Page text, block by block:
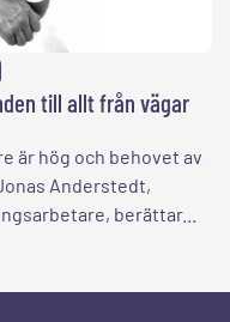
till allt från vägar
är hög och behovet av
Anderstedt,
berättar...